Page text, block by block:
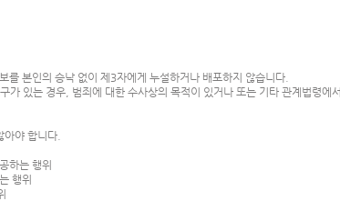
를 본인의 승낙 없이 제3자에게 누설하거나 배포하지 않습니다.
가 있는 경우, 범죄에 대한 수사상의 목적이 있거나 또는 기타 관계법령에
야 합니다.
하는 행위
행위